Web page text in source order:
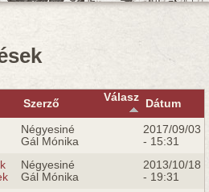
Szerző Válasz Dátum
Négyesiné
Gál Mónika
2017/09/03
- 15:31
Négyesiné
Gál Mónika
2013/10/18
- 19:31